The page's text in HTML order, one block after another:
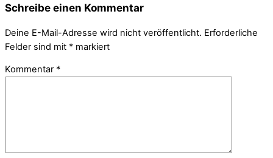
Schreibe einen Kommentar
Deine E-Mail-Adresse wird nicht veröffentlicht. Erforderliche
Felder sind mit * markiert
Kommentar *